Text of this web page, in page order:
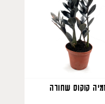
זמיה קוקוס שחורה